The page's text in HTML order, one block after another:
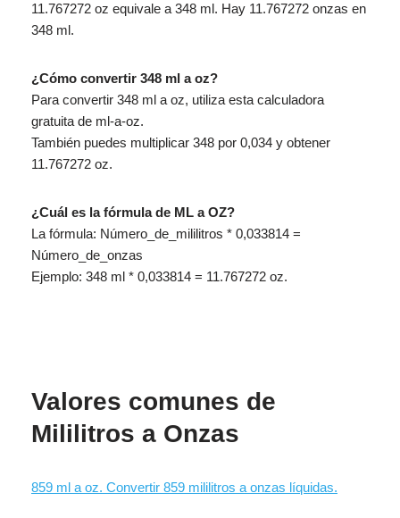
11.767272 oz equivale a 348 ml. Hay 11.767272 onzas en
348 ml.
¿Cómo convertir 348 ml a oz?
Para convertir 348 ml a oz, utiliza esta calculadora
gratuita de ml-a-oz.
También puedes multiplicar 348 por 0,034 y obtener
11.767272 oz.
¿Cuál es la fórmula de ML a OZ?
La fórmula: Número_de_mililitros * 0,033814 =
Número_de_onzas
Ejemplo: 348 ml * 0,033814 = 11.767272 oz.
Valores comunes de
Mililitros a Onzas
859 ml a oz. Convertir 859 mililitros a onzas líquidas.